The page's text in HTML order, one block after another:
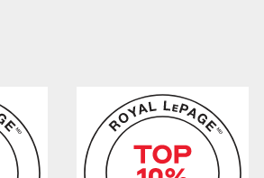
conditions d'utilisation et vous
vous.